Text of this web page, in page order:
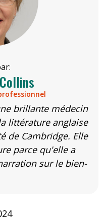
brillante médecin
littérature anglaise
de Cambridge. Elle
parce qu'elle a
sur le bien-